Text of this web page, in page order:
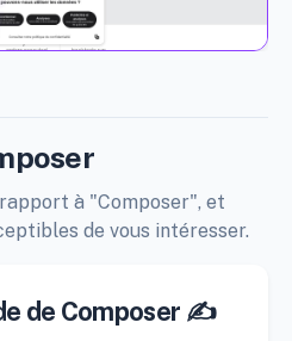
à "Composer", et
de vous intéresser.
de Composer ✍️